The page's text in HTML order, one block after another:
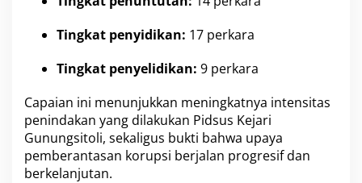
G
m
l
a
g
T
a
h
u
Tingkat penyidikan: 17 perkara
Tingkat penyelidikan: 9 perkara
Capaian ini menunjukkan meningkatnya intensitas
penindakan yang dilakukan Pidsus Kejari
Gunungsitoli, sekaligus bukti bahwa upaya
pemberantasan korupsi berjalan progresif dan
berkelanjutan.